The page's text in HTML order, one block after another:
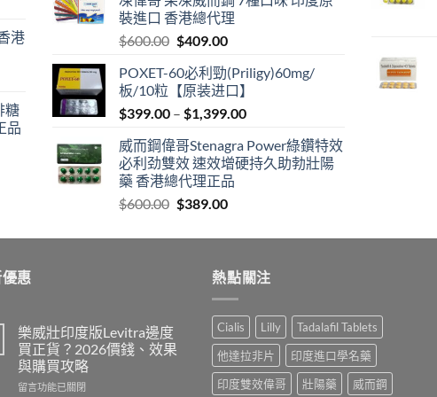
港
糖
品
$599.00.$399.00.
裝進口 香港總代理
$600.00 Original
was:
$600.00.
$409.00Current
is:
$409.00.
POXET-60必利勁(Priligy)60mg/
板/10粒【原装进口】
$399.00 – $1,399.00Price
$399.00
through
威而鋼偉哥Stenagra Power綠鑽特效
必利劲雙效 速效增硬持久助勃壯陽
藥 香港總代理正品
$600.00 Original
was:
$389.00Current
is:
惠
樂威壯印度版Levitra邊度
買正貨？2026價錢、效果
與購買攻略
在
留言功能已關閉
熱點關注
Cialis Lilly
Tadalafil Tablets
他達拉非片
印度進口學名藥
印度雙效偉哥
壯陽藥 威而鋼